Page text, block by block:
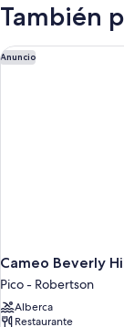
Roll-
In
Shwr)
camas
(Mobility/Hearing
Access,
También
Anuncio
Cameo Beverly
Pico - Robertson
Alberca
Restaurante
Cameo Beverly